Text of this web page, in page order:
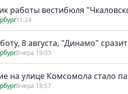
работы вестибюля
11:24
8 августа, "Динамо"
Вчера 19:03
на улице Комсомола стало
Вчера 18:57